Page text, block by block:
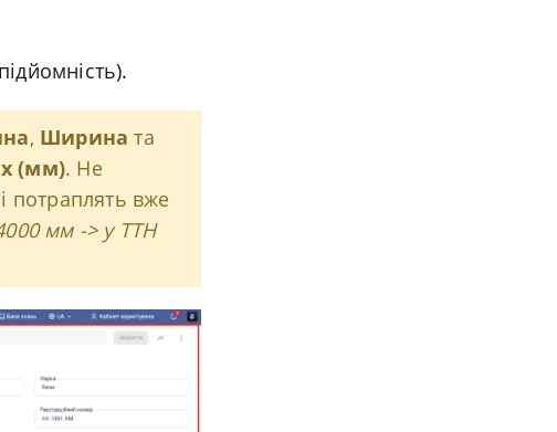
, Ширина та
(мм). Не
потраплять вже
мм -> у ТТН